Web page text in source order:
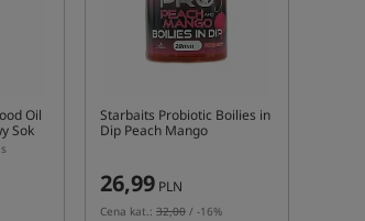
Oil
Sok
Starbaits Probiotic Boilies in
Dip Peach Mango
26,99 PLN
Cena kat.: 32,00 / -16%